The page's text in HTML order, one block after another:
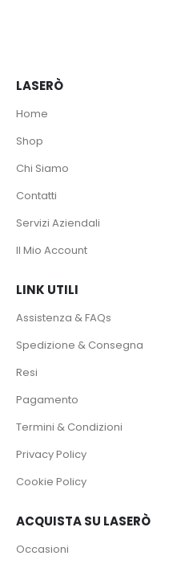
LASERÒ
Home
Shop
Chi Siamo
Contatti
Servizi Aziendali
Il Mio Account
LINK UTILI
Assistenza & FAQs
Spedizione & Consegna
Resi
Pagamento
Termini & Condizioni
Privacy Policy
Cookie Policy
ACQUISTA SU LASERÒ
Occasioni